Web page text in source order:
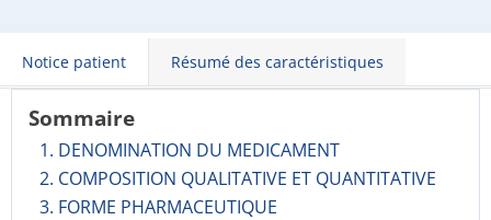
Notice patient Résumé des caractéristiques
Sommaire
1. DENOMINATION DU MEDICAMENT
2. COMPOSITION QUALITATIVE ET QUANTITATIVE
3. FORME PHARMACEUTIQUE